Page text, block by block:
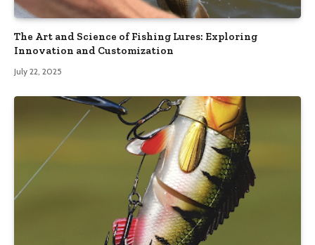
The Art and Science of Fishing Lures: Exploring
Innovation and Customization
July 22, 2025